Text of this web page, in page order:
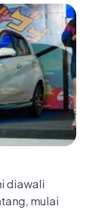
diawali
mulai